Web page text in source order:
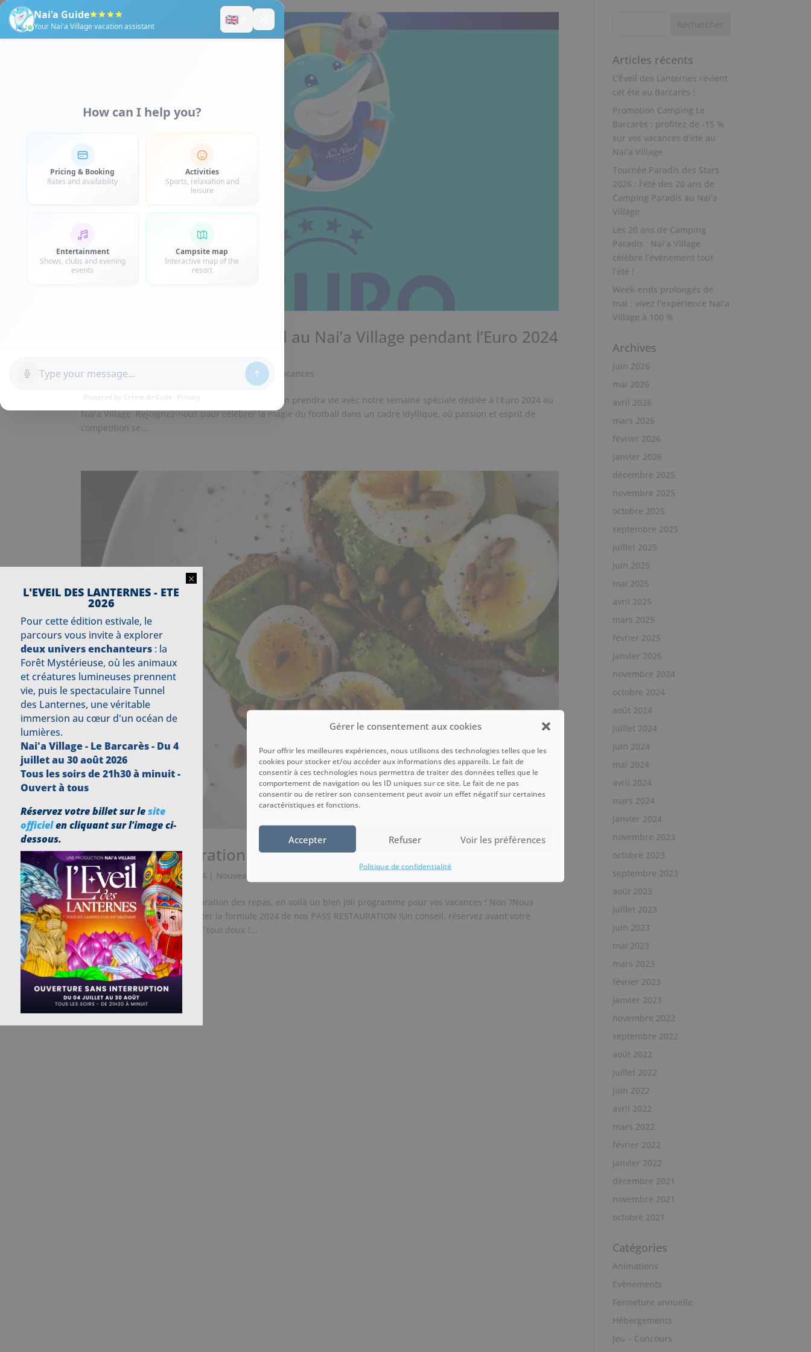
Gérer le consentement aux cookies
Pour offrir les meilleures expériences, nous utilisons des technologies telles que les
cookies pour stocker et/ou accéder aux informations des appareils. Le fait de
consentir à ces technologies nous permettra de traiter des données telles que le
comportement de navigation ou les ID uniques sur ce site. Le fait de ne pas
consentir ou de retirer son consentement peut avoir un effet négatif sur certaines
caractéristiques et fonctions.
Accepter Refuser Voir les préférences
Politique de confidentialité
Vivez la passion du Football au Nai’a Village pendant l’Euro 2024
parAdrien AVANTI Animations Vacances
Du 15 au 22 juin 2024, l’esprit du football européen prendra vie avec notre semaine spéciale dédiée à l’Euro 2024 au
Nai’a Village. Rejoignez-nous pour célébrer la magie du football dans un cadre idyllique, où passion et esprit de
compétition se...
Les Pass Restauration 2024 vous attendent à partir de juin
parNai'a Village|Avr 16, 2024 Nouveautés
Ne plus se soucier de la préparation des repas, en voilà un bien joli programme pour vos vacances ! Non ?Nous
sommes ravie de vous présenter la formule 2024 de nos PASS RESTAURATION !Un conseil, réservez avant votre
arrivée pour profiter d’un tarif tout doux !...
Articles récents
L’Éveil des Lanternes revient
cet été au Barcarès !
Promotion Camping Le
Barcarès : profitez de -15 %
sur vos vacances d’été au
Nai’a Village
Tournée Paradis des Stars
2026 : l’été des 20 ans de
Camping Paradis au Nai’a
Village
Les 20 ans de Camping
Paradis : Nai’a Village
célèbre l’événement tout
l’été !
Week-ends prolongés de
mai : vivez l’expérience Nai’a
Village à 100 %
Archives
juin 2026
mai 2026
avril 2026
mars 2026
février 2026
janvier 2026
décembre 2025
novembre 2025
octobre 2025
septembre 2025
juillet 2025
juin 2025
mai 2025
avril 2025
mars 2025
février 2025
janvier 2025
novembre 2024
octobre 2024
août 2024
juillet 2024
juin 2024
mai 2024
avril 2024
mars 2024
janvier 2024
novembre 2023
octobre 2023
septembre 2023
août 2023
juillet 2023
juin 2023
mai 2023
mars 2023
février 2023
janvier 2023
novembre 2022
septembre 2022
août 2022
juillet 2022
juin 2022
avril 2022
mars 2022
février 2022
janvier 2022
décembre 2021
novembre 2021
octobre 2021
Catégories
Animations
Évènements
Fermeture annuelle
Hébergements
Jeu – Concours
×
L'EVEIL DES LANTERNES - ETE
2026
Pour cette édition estivale, le
parcours vous invite à explorer
deux univers enchanteurs: la
Forêt Mystérieuse, où les animaux
et créatures lumineuses prennent
vie, puis le spectaculaire Tunnel
des Lanternes, une véritable
immersion au cœur d'un océan de
lumières.
Nai'a Village - Le Barcarès - Du 4
juillet au 30 août 2026
Tous les soirs de 21h30 à minuit -
Ouvert à tous
Réservez votre billet sur lesite
officielen cliquant sur l'image ci-
dessous.